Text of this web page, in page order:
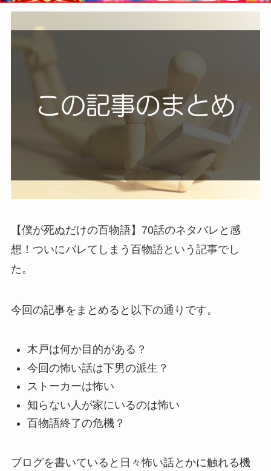
【僕が死ぬだけの百物語】70話のネタバレと感
想！ついにバレてしまう百物語という記事でし
た。
今回の記事をまとめると以下の通りです。
木戸は何か目的がある？
今回の怖い話は下男の派生？
ストーカーは怖い
知らない人が家にいるのは怖い
百物語終了の危機？
ブログを書いていると日々怖い話とかに触れる機